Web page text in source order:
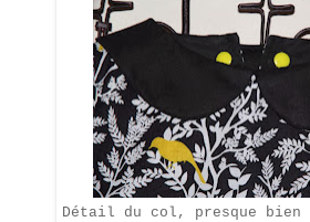
Détail du col, presque bien